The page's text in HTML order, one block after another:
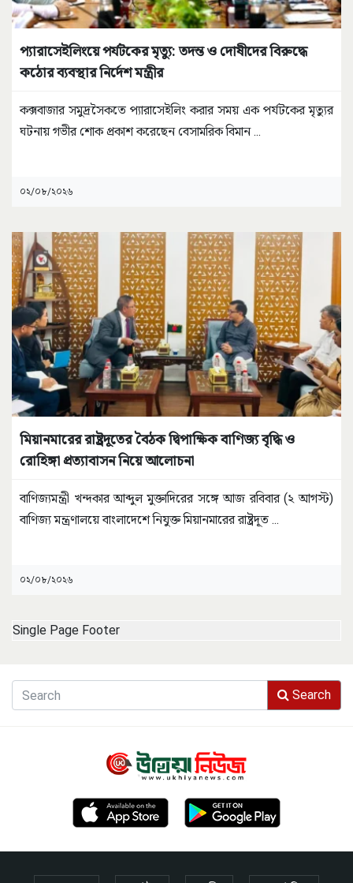
প্যারাসেইলিংয়ে পর্যটকের মৃত্যু: তদন্ত ও দোষীদের বিরুদ্ধে
কঠোর ব্যবস্থার নির্দেশ মন্ত্রীর
কক্সবাজার সমুদ্রসৈকতে প্যারাসেইলিং করার সময় এক পর্যটকের মৃত্যুর
ঘটনায় গভীর শোক প্রকাশ করেছেন বেসামরিক বিমান ...
০২/০৮/২০২৬
মিয়ানমারের রাষ্ট্রদূতের বৈঠক দ্বিপাক্ষিক বাণিজ্য বৃদ্ধি ও
রোহিঙ্গা প্রত্যাবাসন নিয়ে আলোচনা
বাণিজ্যমন্ত্রী খন্দকার আব্দুল মুক্তাদিরের সঙ্গে আজ রবিবার (২ আগস্ট)
বাণিজ্য মন্ত্রণালয়ে বাংলাদেশে নিযুক্ত মিয়ানমারের রাষ্ট্রদূত ...
০২/০৮/২০২৬
Single Page Footer
Search